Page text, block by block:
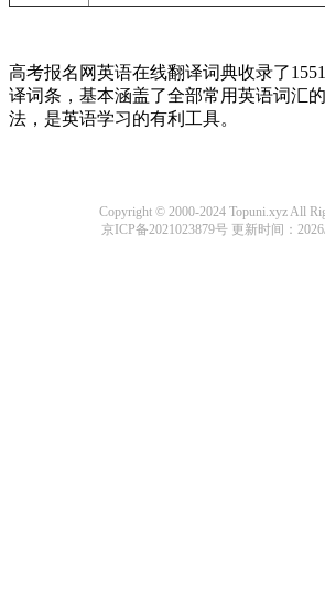
高考报名网英语在线翻译词典收录了
译词条，基本涵盖了全部常用英语词汇
法，是英语学习的有利工具。
Copyright © 2000-2024 Topuni.xyz All
京ICP备2021023879号更新时间：